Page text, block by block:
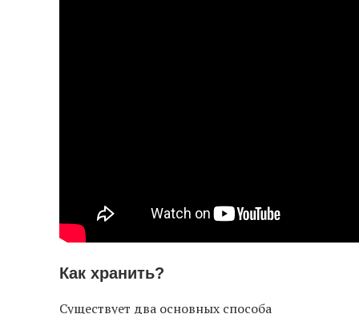
Как хранить?
Существует два основных способа